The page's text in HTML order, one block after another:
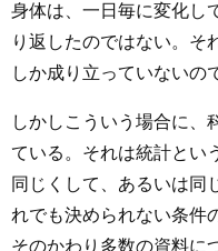
身体は、一日毎に変化し
り返したのではない。そ
しか成り立っていないの
しかしこういう場合に、
ている。それは統計とい
同じくして、あるいは同
れでも決められない条件
そのかわり多数の資料に